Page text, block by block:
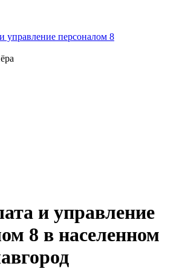
управление персоналом 8
и управление
8 в населенном